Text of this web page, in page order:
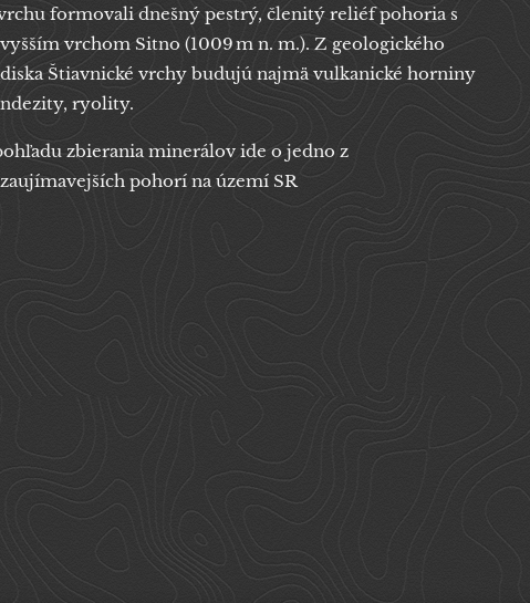
formovali dnešný pestrý, členitý reliéf pohoria s
vrchom Sitno (1009 m n. m.). Z geologického
Štiavnické vrchy budujú najmä vulkanické horniny
ryolity.
zbierania minerálov ide o jedno z
pohorí na území SR